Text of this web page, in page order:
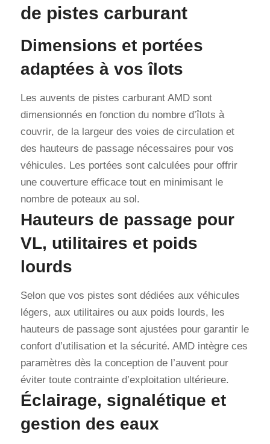
de pistes carburant
Dimensions et portées
adaptées à vos îlots
Les auvents de pistes carburant AMD sont
dimensionnés en fonction du nombre d’îlots à
couvrir, de la largeur des voies de circulation et
des hauteurs de passage nécessaires pour vos
véhicules. Les portées sont calculées pour offrir
une couverture efficace tout en minimisant le
nombre de poteaux au sol.
Hauteurs de passage pour
VL, utilitaires et poids
lourds
Selon que vos pistes sont dédiées aux véhicules
légers, aux utilitaires ou aux poids lourds, les
hauteurs de passage sont ajustées pour garantir le
confort d’utilisation et la sécurité. AMD intègre ces
paramètres dès la conception de l’auvent pour
éviter toute contrainte d’exploitation ultérieure.
Éclairage, signalétique et
gestion des eaux